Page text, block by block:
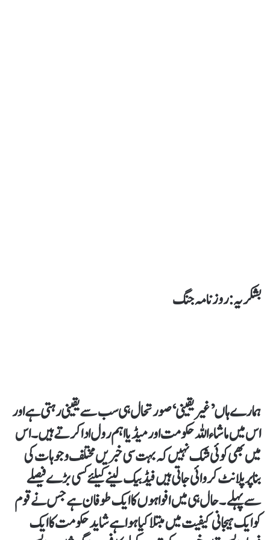
بشکریہ : روزنامہ جنگ
ہمارے ہاں’غیر یقینی ‘صورتحال ہی سب سے یقینی رہتی ہے اور
اس میں ماشاء اللہ حکومت اور میڈیا اہم رول اداکرتے ہیں۔ اس
میں بھی کوئی شک نہیں کہ بہت سی خبریں مختلف وجوہات کی
بناپرپلانٹ کروائی جاتی ہیں فیڈبیک لینے کیلئے کسی بڑے فیصلے
سے پہلے۔حال ہی میں افواہوں کا ایک طوفان ہے جس نے قوم
کو ایک ہیجانی کیفیت میں مبتلا کیا ہوا ہے شاید حکومت کا ایک